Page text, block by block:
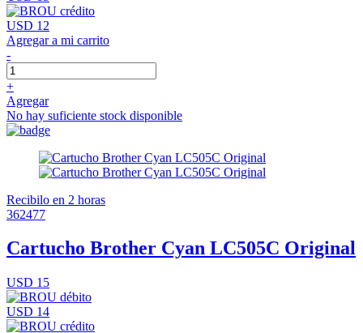
USD 12
Agregar a mi carrito
-
+
Agregar
No hay suficiente stock disponible
Recibilo en 2 horas
362477
Cartucho Brother Cyan LC505C Original
USD 15
USD 14